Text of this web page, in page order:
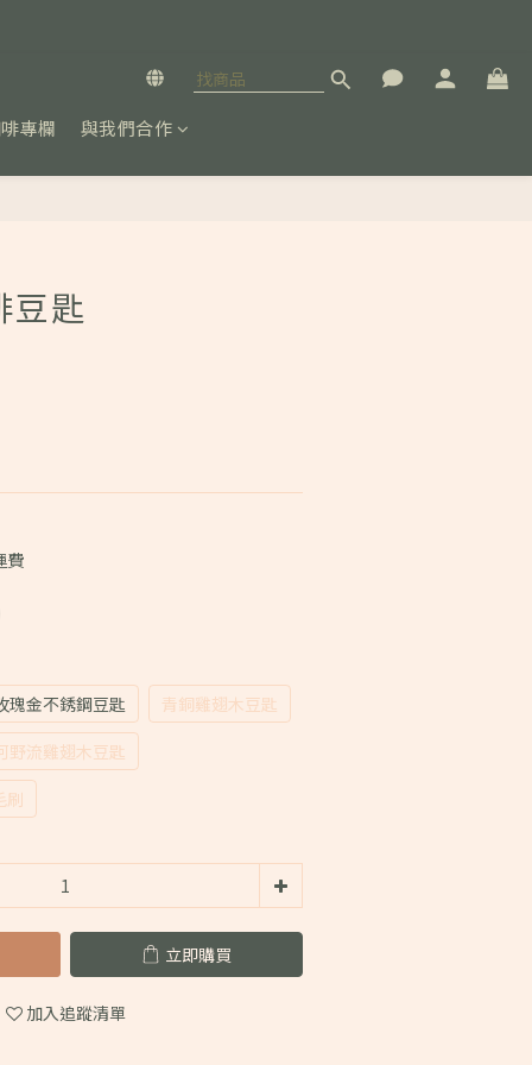
專欄 與我們合作
豆匙
費
瑰金不銹鋼豆匙
青銅雞翅木豆匙
野流雞翅木豆匙
刷
立即購買
加入追蹤清單